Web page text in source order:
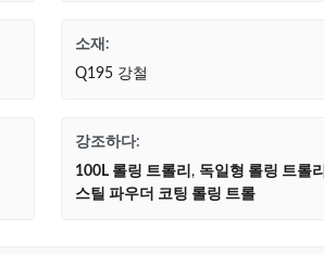
소재:
Q195 강철
강조하다:
100L 롤링 트롤리 , 독일형 롤링 트롤리
스틸 파우더 코팅 롤링 트롤